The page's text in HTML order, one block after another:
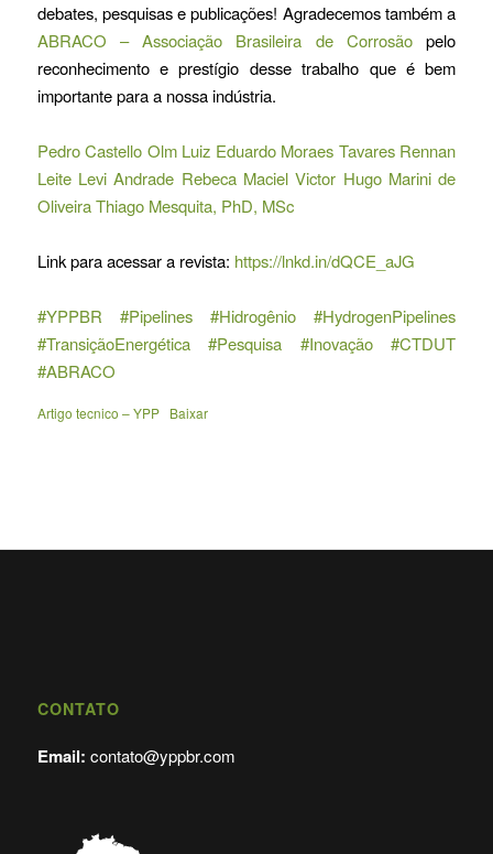
debates, pesquisas e publicações! Agradecemos também a
ABRACO – Associação Brasileira de Corrosão pelo
reconhecimento e prestígio desse trabalho que é bem
importante para a nossa indústria.
Pedro Castello Olm Luiz Eduardo Moraes Tavares Rennan
Leite Levi Andrade Rebeca Maciel Victor Hugo Marini de
Oliveira Thiago Mesquita, PhD, MSc
Link para acessar a revista: https://lnkd.in/dQCE_aJG
#YPPBR #Pipelines #Hidrogênio
#HydrogenPipelines
#TransiçãoEnergética
#Pesquisa #Inovação
#CTDUT
#ABRACO
Artigo tecnico – YPP Baixar
CONTATO
Email: contato@yppbr.com